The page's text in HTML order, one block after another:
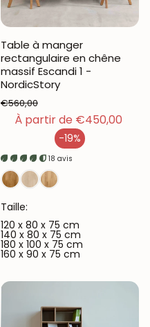
Table à manger
rectangulaire en chêne
massif Escandi 1 -
NordicStory
À partir de €450,00
-19%
Prix en solde
Prix habituel
€560,00
18 avis
Taille:
120 x 80 x 75 cm
140 x 80 x 75 cm
180 x 100 x 75 cm
160 x 90 x 75 cm